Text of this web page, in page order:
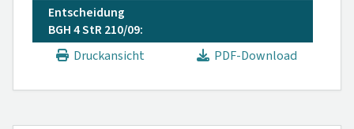
Entscheidung
BGH 4 StR 210/09:
Druckansicht
PDF-Download